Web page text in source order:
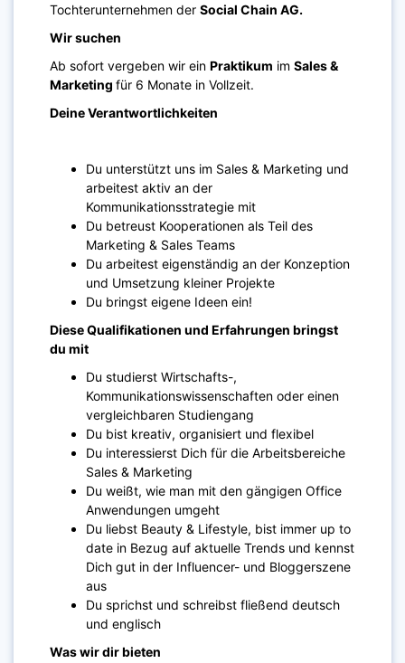
Tochterunternehmen der Social Chain AG.
Wir suchen
Ab sofort vergeben wir ein Praktikum im Sales &
Marketing für 6 Monate in Vollzeit.
Deine Verantwortlichkeiten
Du unterstützt uns im Sales & Marketing und
arbeitest aktiv an der
Kommunikationsstrategie mit
Du betreust Kooperationen als Teil des
Marketing & Sales Teams
Du arbeitest eigenständig an der Konzeption
und Umsetzung kleiner Projekte
Du bringst eigene Ideen ein!
Diese Qualifikationen und Erfahrungen bringst
du mit
Du studierst Wirtschafts-,
Kommunikationswissenschaften oder einen
vergleichbaren Studiengang
Du bist kreativ, organisiert und flexibel
Du interessierst Dich für die Arbeitsbereiche
Sales & Marketing
Du weißt, wie man mit den gängigen Office
Anwendungen umgeht
Du liebst Beauty & Lifestyle, bist immer up to
date in Bezug auf aktuelle Trends und kennst
Dich gut in der Influencer- und Bloggerszene
aus
Du sprichst und schreibst fließend deutsch
und englisch
Was wir dir bieten